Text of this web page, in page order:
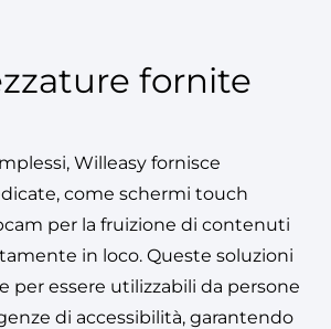
fornite
Willeasy fornisce
come schermi touch
per la fruizione di contenuti
in loco. Queste soluzioni
per essere utilizzabili da persone
di accessibilità, garantendo